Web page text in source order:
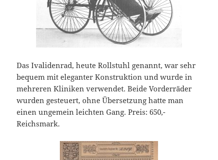
Das Ivalidenrad, heute Rollstuhl genannt, war sehr
bequem mit eleganter Konstruktion und wurde in
mehreren Kliniken verwendet. Beide Vorderräder
wurden gesteuert, ohne Übersetzung hatte man
einen ungemein leichten Gang. Preis: 650,-
Reichsmark.